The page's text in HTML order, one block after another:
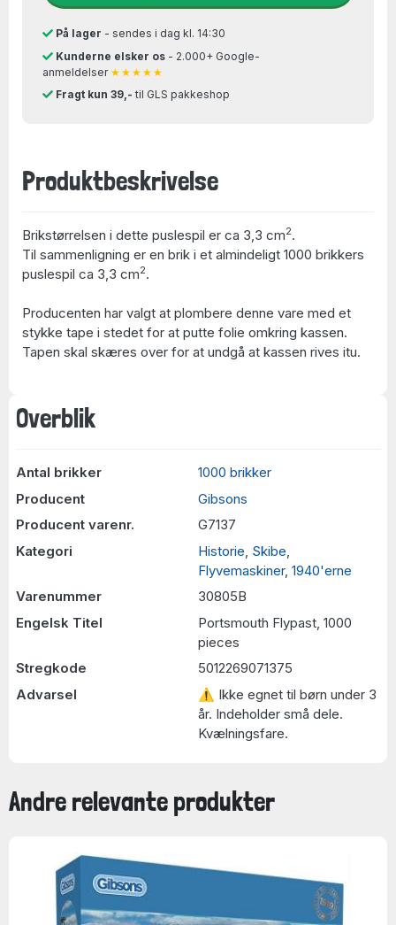
Overblik
Antal brikker
1000 brikker
Producent
Gibsons
Producent varenr.
G7137
Kategori
Historie Skibe
Flyvemaskiner, 1940'erne
Varenummer
30805B
Engelsk Titel
Portsmouth Flypast, 1000
pieces
Stregkode
5012269071375
Advarsel
⚠ Ikke egnet til børn under 3
år. Indeholder små dele.
Kvælningsfare.
På lager - sendes i dag kl. 14:30
Kunderne elsker os- 2.000+ Google-
anmeldelser ★★★★★
Fragt kun 39,- til GLS pakkeshop
Produktbeskrivelse
Brikstørrelsen i dette puslespil er ca 3,3 cm2.
Til sammenligning er en brik i et almindeligt 1000 brikkers
puslespil ca 3,3 cm2.
Producenten har valgt at plombere denne vare med et
stykke tape i stedet for at putte folie omkring kassen.
Tapen skal skæres over for at undgå at kassen rives itu.
Andre relevante produkter